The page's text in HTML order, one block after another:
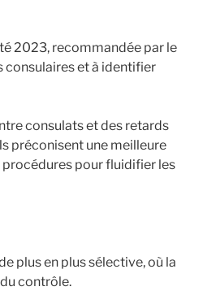
2023, recommandée par le
consulaires et à identifier
consulats et des retards
préconisent une meilleure
pour fluidifier les
plus en plus sélective, où la
contrôle.